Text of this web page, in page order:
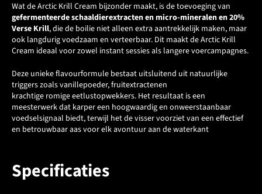
Wat de Arctic Krill Cream bijzonder maakt, is de toevoeging van
gefermenteerde schaaldierextracten en micro-mineralen en 20%
Verse Krill, die de boilie niet alleen extra aantrekkelijk maken, maar
ook langdurig voedzaam en verteerbaar. Dit maakt de Arctic Krill
Cream ideaal voor zowel instant sessies als langere voercampagnes.
Deze unieke flavourformule bestaat uitsluitend uit natuurlijke
triggers zoals vanillepoeder, fruitextractenen
krachtige romige eetlustopwekkers. Het resultaat is een
meesterwerk dat karper een hoogwaardig en onweerstaanbaar
voedselsignaal biedt, terwijl het de visser voorziet van een effectief
en betrouwbaar aas voor elk avontuur aan de waterkant
Specificaties